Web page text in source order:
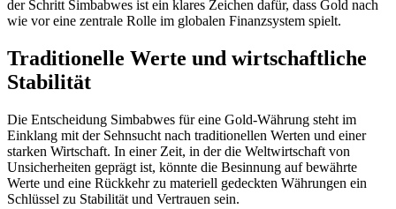
der Schritt Simbabwes ist ein klares Zeichen dafür, dass Gold nach
wie vor eine zentrale Rolle im globalen Finanzsystem spielt.
Traditionelle Werte und wirtschaftliche
Stabilität
Die Entscheidung Simbabwes für eine Gold-Währung steht im
Einklang mit der Sehnsucht nach traditionellen Werten und einer
starken Wirtschaft. In einer Zeit, in der die Weltwirtschaft von
Unsicherheiten geprägt ist, könnte die Besinnung auf bewährte
Werte und eine Rückkehr zu materiell gedeckten Währungen ein
Schlüssel zu Stabilität und Vertrauen sein.